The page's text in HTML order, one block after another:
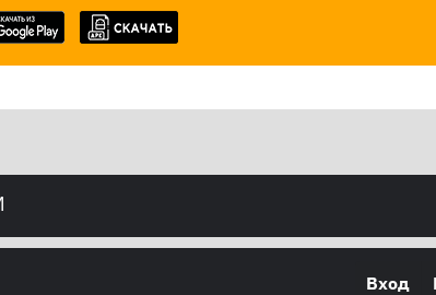
Вход